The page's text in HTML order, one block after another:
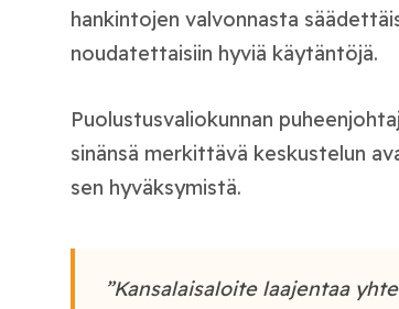
hankintojen valvonnasta
noudatettaisiin hyviä käytäntöjä.
Puolustusvaliokunnan
sinänsä merkittävä keskustelun
sen hyväksymistä.
”Kansalaisaloite laajentaa